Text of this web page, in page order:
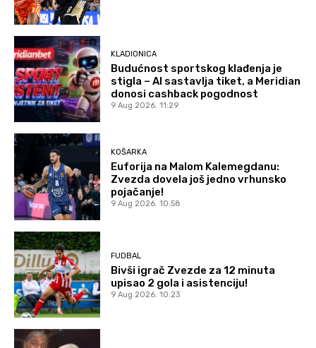
KLADIONICA
Budućnost sportskog klađenja je
stigla – AI sastavlja tiket, a Meridian
donosi cashback pogodnost
9 Aug 2026. 11:29
KOŠARKA
Euforija na Malom Kalemegdanu:
Zvezda dovela još jedno vrhunsko
pojačanje!
9 Aug 2026. 10:58
FUDBAL
Bivši igrač Zvezde za 12 minuta
upisao 2 gola i asistenciju!
9 Aug 2026. 10:23